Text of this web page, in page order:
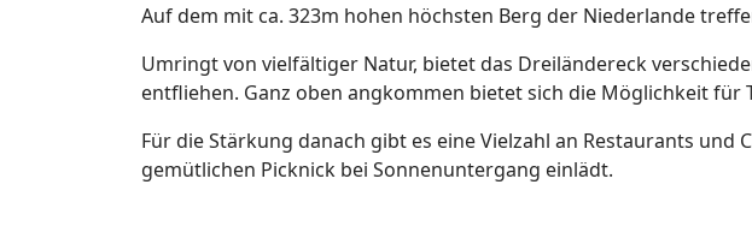
Auf dem mit ca. 323m hohen höchsten Berg der Niederlande
Umringt von vielfältiger Natur, bietet das Dreiländereck
entfliehen. Ganz oben angkommen bietet sich die Möglichkeit
Für die Stärkung danach gibt es eine Vielzahl an Restaurants
gemütlichen Picknick bei Sonnenuntergang einlädt.